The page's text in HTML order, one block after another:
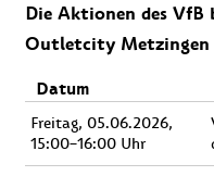
Die Aktionen des VfB
Outletcity Metzingen
Datum
Freitag, 05.06.2026,
15:00–16:00 Uhr